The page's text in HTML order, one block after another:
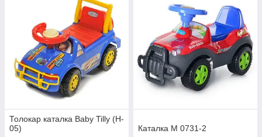
Толокар каталка Baby Tilly (H-
05)
Каталка M 0731-2